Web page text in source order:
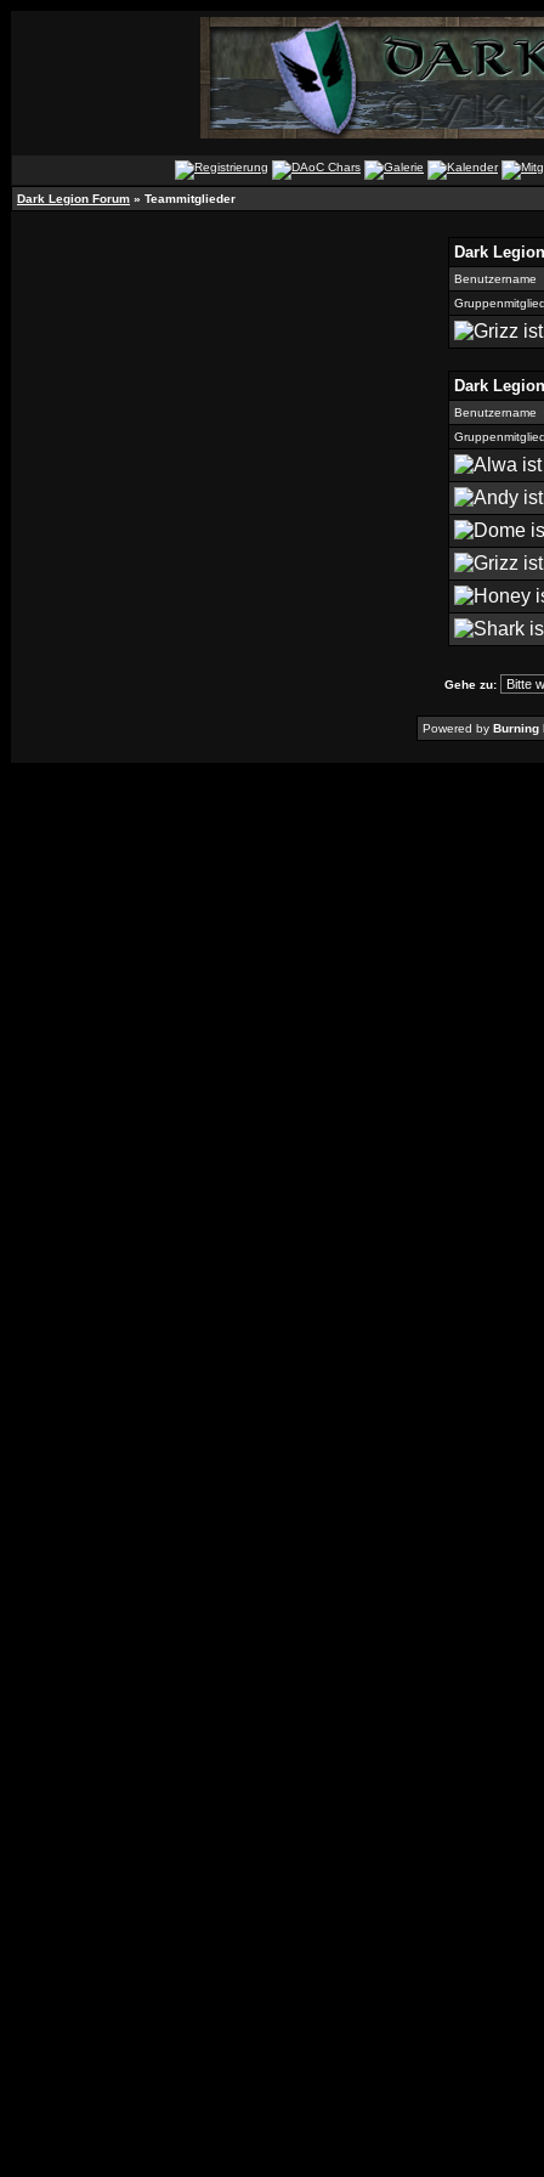
Dark Legion Forum » Teammitglieder
Dark
Benutzername
Dark
Benutzername
Gehe zu:
Powered by Burning